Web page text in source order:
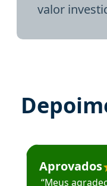
valor
Estudante José
Aprovados
“Meus